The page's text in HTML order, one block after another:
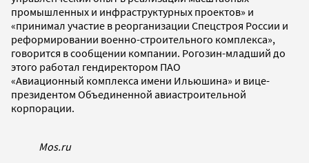
промышленных и инфраструктурных проектов» и
«принимал участие в реорганизации Спецстроя России и
реформировании военно-строительного комплекса»,
говорится в сообщении компании. Рогозин-младший до
этого работал гендиректором ПАО
«Авиационный комплекса имени Ильюшина» и вице-
президентом Объединенной авиастроительной
корпорации.
Mos.ru